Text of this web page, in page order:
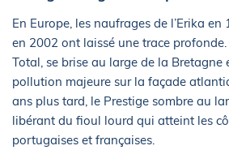
En Europe, les naufrages de l’Erika
en 2002 ont laissé une trace profonde.
Total, se brise au large de la Bretagne
pollution majeure sur la façade
ans plus tard, le Prestige sombre au
libérant du fioul lourd qui atteint les
portugaises et françaises.